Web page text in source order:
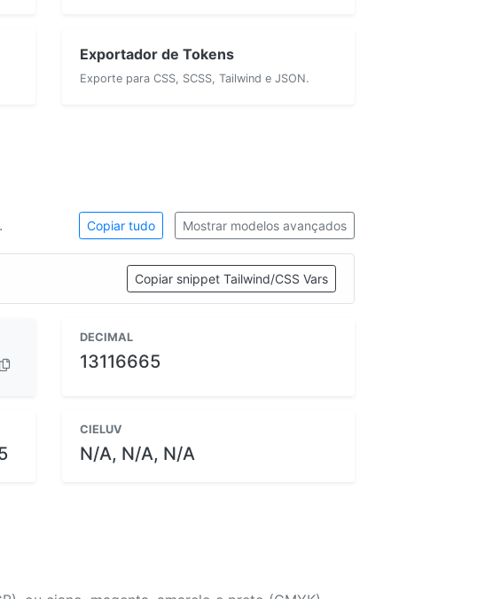
Exportador de Tokens
Exporte para CSS, SCSS, Tailwind e JSON.
Copiar tudo Mostrar modelos avançados
Copiar snippet Tailwind/CSS Vars
DECIMAL
13116665
CIELUV
N/A, N/A, N/A